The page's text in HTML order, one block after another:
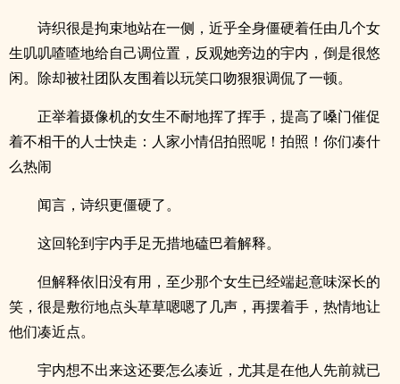
诗织很是拘束地站在一侧，近乎全身僵硬着任由几个女
生叽叽喳喳地给自己调位置，反观她旁边的宇内，倒是很悠
闲。除却被社团队友围着以玩笑口吻狠狠调侃了一顿。
正举着摄像机的女生不耐地挥了挥手，提高了嗓门催促
着不相干的人士快走：人家小情侣拍照呢！拍照！你们凑什
么热闹
闻言，诗织更僵硬了。
这回轮到宇内手足无措地磕巴着解释。
但解释依旧没有用，至少那个女生已经端起意味深长的
笑，很是敷衍地点头草草嗯嗯了几声，再摆着手，热情地让
他们凑近点。
宇内想不出来这还要怎么凑近，尤其是在他人先前就已